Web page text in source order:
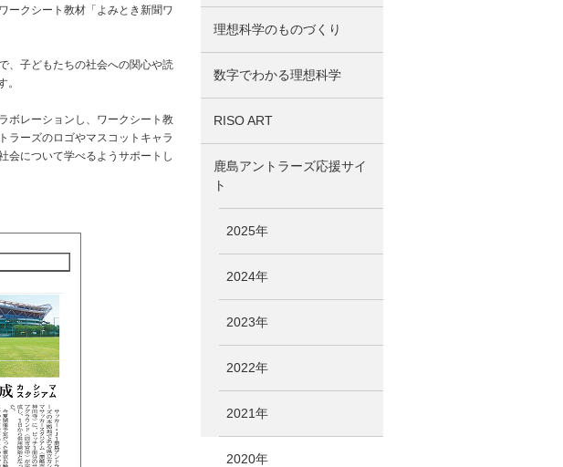
ークシート教材「よみとき新聞ワ
、子どもたちの社会への関心や読
。
ボレーションし、ワークシート教
ラーズのロゴやマスコットキャラ
会について学べるようサポートし
理想科学のものづくり
数字でわかる理想科学
RISO ART
鹿島アントラーズ応援サイ
ト
2025年
2024年
2023年
2022年
2021年
2020年